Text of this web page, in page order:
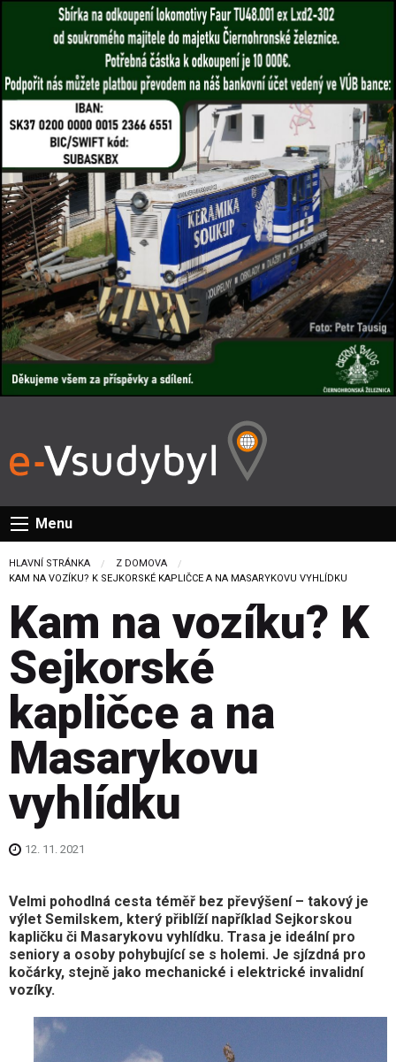
Menu
HLAVNÍ STRÁNKA
Z DOMOVA
CURRENT:
KAM NA VOZÍKU? K SEJKORSKÉ KAPLIČCE A NA MASARYKOVU VYHLÍDKU
Kam na vozíku? K
Sejkorské
kapličce a na
Masarykovu
vyhlídku
12. 11. 2021
Velmi pohodlná cesta téměř bez převýšení – takový je
výlet Semilskem, který přiblíží například Sejkorskou
kapličku či Masarykovu vyhlídku. Trasa je ideální pro
seniory a osoby pohybující se s holemi. Je sjízdná pro
kočárky, stejně jako mechanické i elektrické invalidní
vozíky.